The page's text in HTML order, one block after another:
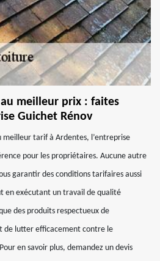
meilleur prix : faites
Guichet Rénov
meilleur tarif à Ardentes, l’entreprise
pour les propriétaires. Aucune autre
garantir des conditions tarifaires aussi
en exécutant un travail de qualité
des produits respectueux de
de lutter efficacement contre le
en savoir plus, demandez un devis